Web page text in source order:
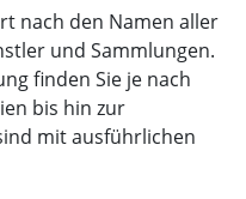
nach den Namen aller
und Sammlungen.
finden Sie je nach
bis hin zur
mit ausführlichen